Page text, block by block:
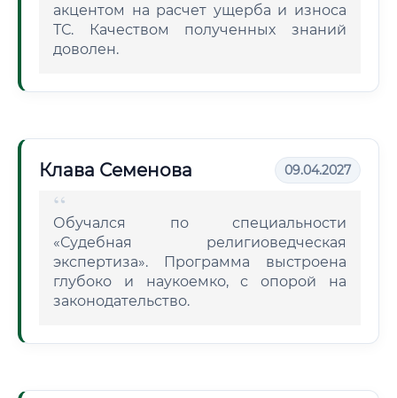
акцентом на расчет ущерба и износа
ТС. Качеством полученных знаний
доволен.
Клава Семенова 09.04.2027
Обучался по специальности
«Судебная религиоведческая
экспертиза». Программа выстроена
глубоко и наукоемко, с опорой на
законодательство.